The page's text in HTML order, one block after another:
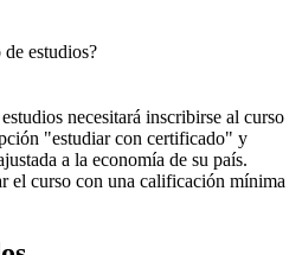
estudios?
necesitará inscribirse al curso
"estudiar con certificado" y
a la economía de su país.
el curso con una calificación mínima